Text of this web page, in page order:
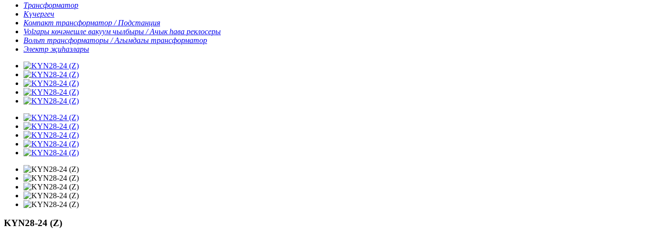
Трансформатор
Күчергеч
Компакт трансформатор / Подстанция
Volгары көчәнешле вакуум чылбыры / Ачык һава реклосеры
Вольт трансформаторы / Агымдагы трансформатор
Электр җиһазлары
KYN28-24 (Z)